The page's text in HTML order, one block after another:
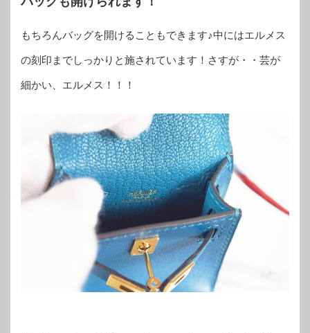
もちろんバッグを開けることもできます♪中にはエルメス
の刻印までしっかりと施されています！さすが・・芸が
細かい、エルメス！！！